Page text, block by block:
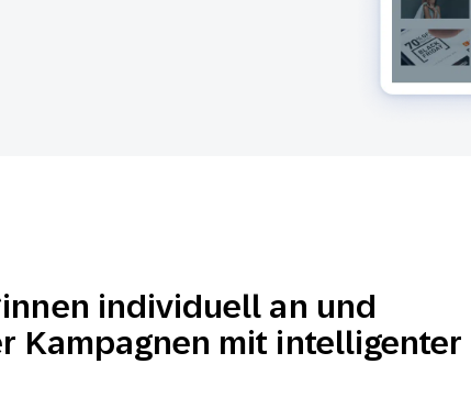
Directmarketing
individuell an und
Kampagnen mit intelligenter